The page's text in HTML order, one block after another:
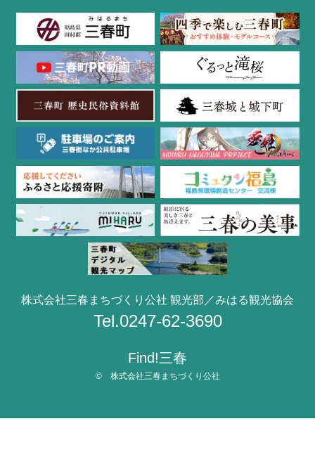
株式会社三春まちづくり公社 観光部／みはる観光協会
Tel.0247-62-3690
Find!三春
© 株式会社三春まちづくり公社